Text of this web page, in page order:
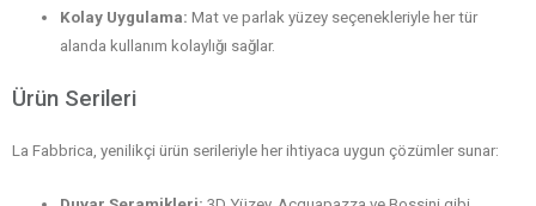
Kolay Uygulama: Mat ve parlak yüzey seçenekleriyle her tür
alanda kullanım kolaylığı sağlar.
Ürün Serileri
La Fabbrica, yenilikçi ürün serileriyle her ihtiyaca uygun çözümler sunar: